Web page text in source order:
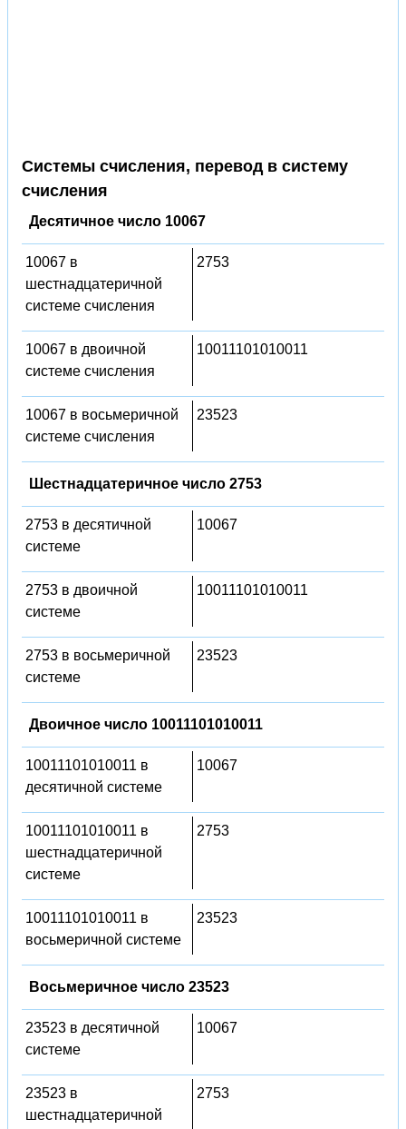
Системы счисления, перевод в систему
счисления
Десятичное число 10067
10067 в
шестнадцатеричной
системе счисления
2753
10067 в двоичной
системе счисления
10011101010011
10067 в восьмеричной
системе счисления
23523
Шестнадцатеричное число 2753
2753 в десятичной
системе
10067
2753 в двоичной
системе
10011101010011
2753 в восьмеричной
системе
23523
Двоичное число 10011101010011
10011101010011 в
десятичной системе
10067
10011101010011 в
шестнадцатеричной
системе
2753
10011101010011 в
восьмеричной системе
23523
Восьмеричное число 23523
23523 в десятичной
системе
10067
23523 в
шестнадцатеричной
2753